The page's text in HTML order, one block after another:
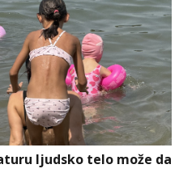
ljudsko telo može da